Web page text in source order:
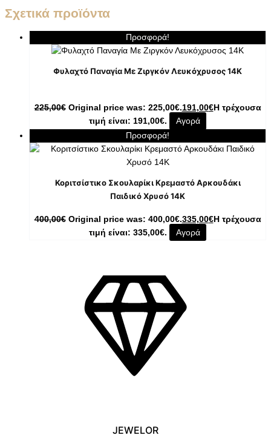
Σχετικά προϊόντα
Προσφορά!
Φυλαχτό Παναγία Με Ζιργκόν Λευκόχρυσος 14K
225,00€ Original price was: 225,00€.191,00€Η τρέχουσα
τιμή είναι: 191,00€.
Αγορά
Προσφορά!
Κοριτσίστικο Σκουλαρίκι Κρεμαστό Αρκουδάκι
Παιδικό Χρυσό 14K
400,00€ Original price was: 400,00€.335,00€Η τρέχουσα
τιμή είναι: 335,00€.
Αγορά
JEWELOR